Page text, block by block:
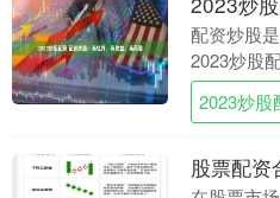
配资炒股
2023炒股
险也随之
庞大的资
2023炒股